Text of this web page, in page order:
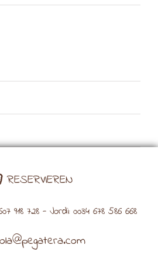
RESERVIEREN
918 728 - Jordi: 0034 678 586 668